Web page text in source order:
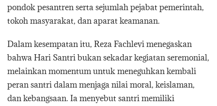
pondok pesantren serta sejumlah pejabat pemerintah,
tokoh masyarakat, dan aparat keamanan.
Dalam kesempatan itu, Reza Fachlevi menegaskan
bahwa Hari Santri bukan sekadar kegiatan seremonial,
melainkan momentum untuk meneguhkan kembali
peran santri dalam menjaga nilai moral, keislaman,
dan kebangsaan. Ia menyebut santri memiliki